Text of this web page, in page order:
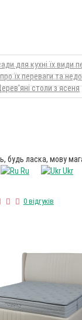
для кухні їх види
їх переваги та
столи з ясеня
будь ласка, мову
Ru
Ukr
0 відгуків